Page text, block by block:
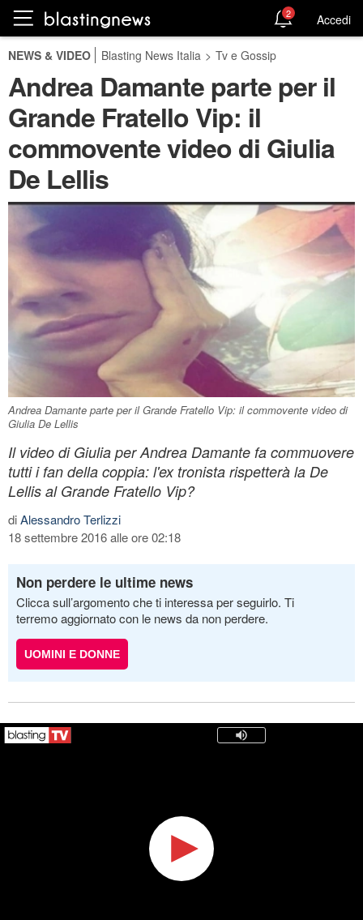
2 Accedi
NEWS & VIDEO Blasting News Italia > Tv e Gossip
Andrea Damante parte per il
Grande Fratello Vip: il
commovente video di Giulia
De Lellis
Andrea Damante parte per il Grande Fratello Vip: il commovente video di
Giulia De Lellis
Il video di Giulia per Andrea Damante fa commuovere
tutti i fan della coppia: l'ex tronista rispetterà la De
Lellis al Grande Fratello Vip?
diAlessandro Terlizzi
18 settembre 2016 alle ore 02:18
Non perdere le ultime news
Clicca sull’argomento che ti interessa per seguirlo. Ti
terremo aggiornato con le news da non perdere.
UOMINI E DONNE